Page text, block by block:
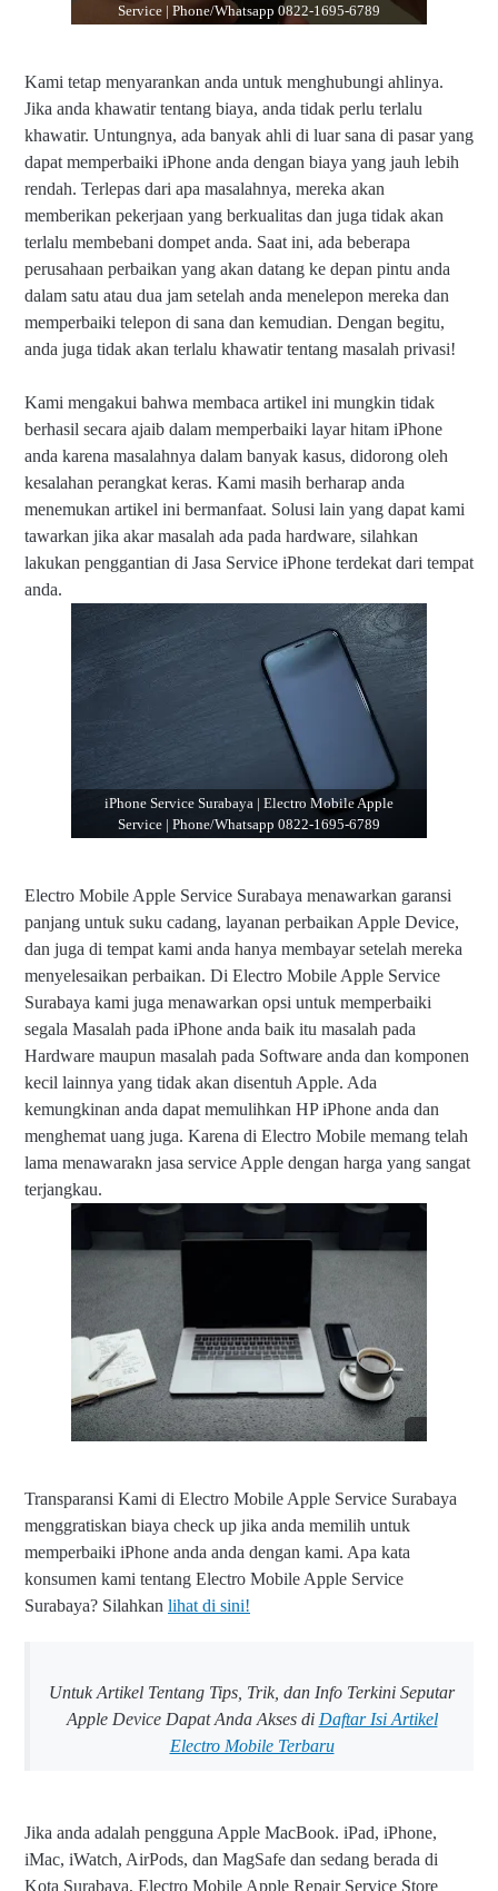
Service | Phone/Whatsapp 0822-1695-6789
Kami tetap menyarankan anda untuk menghubungi ahlinya.
Jika anda khawatir tentang biaya, anda tidak perlu terlalu
khawatir. Untungnya, ada banyak ahli di luar sana di pasar yang
dapat memperbaiki iPhone anda dengan biaya yang jauh lebih
rendah. Terlepas dari apa masalahnya, mereka akan
memberikan pekerjaan yang berkualitas dan juga tidak akan
terlalu membebani dompet anda. Saat ini, ada beberapa
perusahaan perbaikan yang akan datang ke depan pintu anda
dalam satu atau dua jam setelah anda menelepon mereka dan
memperbaiki telepon di sana dan kemudian. Dengan begitu,
anda juga tidak akan terlalu khawatir tentang masalah privasi!
Kami mengakui bahwa membaca artikel ini mungkin tidak
berhasil secara ajaib dalam memperbaiki layar hitam iPhone
anda karena masalahnya dalam banyak kasus, didorong oleh
kesalahan perangkat keras. Kami masih berharap anda
menemukan artikel ini bermanfaat. Solusi lain yang dapat kami
tawarkan jika akar masalah ada pada hardware, silahkan
lakukan penggantian di Jasa Service iPhone terdekat dari tempat
anda.
iPhone Service Surabaya | Electro Mobile Apple
Service | Phone/Whatsapp 0822-1695-6789
Electro Mobile Apple Service Surabaya menawarkan garansi
panjang untuk suku cadang, layanan perbaikan Apple Device,
dan juga di tempat kami anda hanya membayar setelah mereka
menyelesaikan perbaikan. Di Electro Mobile Apple Service
Surabaya kami juga menawarkan opsi untuk memperbaiki
segala Masalah pada iPhone anda baik itu masalah pada
Hardware maupun masalah pada Software anda dan komponen
kecil lainnya yang tidak akan disentuh Apple. Ada
kemungkinan anda dapat memulihkan HP iPhone anda dan
menghemat uang juga. Karena di Electro Mobile memang telah
lama menawarakn jasa service Apple dengan harga yang sangat
terjangkau.
iP
ne
S
vi
ce
S
ab
ay
El
ec
tr
bi
le
pl
e
ce
|
P
o
ne
/
ha
ts
ap
0
8
2-
8
9
Transparansi Kami di Electro Mobile Apple Service Surabaya
menggratiskan biaya check up jika anda memilih untuk
memperbaiki iPhone anda anda dengan kami. Apa kata
konsumen kami tentang Electro Mobile Apple Service
Surabaya? Silahkan lihat di sini!
Untuk Artikel Tentang Tips, Trik, dan Info Terkini Seputar
Apple Device Dapat Anda Akses di Daftar Isi Artikel
Electro Mobile Terbaru
Jika anda adalah pengguna Apple MacBook. iPad, iPhone,
iMac, iWatch, AirPods, dan MagSafe dan sedang berada di
Kota Surabaya, Electro Mobile Apple Repair Service Store